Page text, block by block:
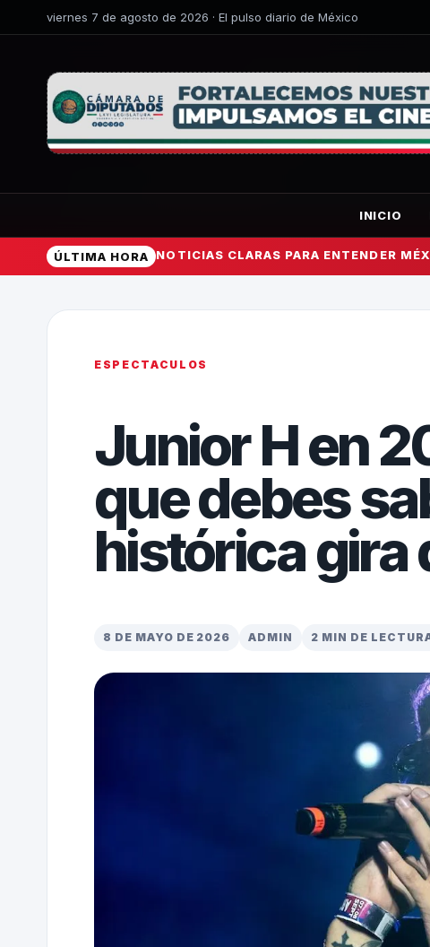
viernes 7 de agosto de 2026 · El pulso diario de México
INICIO
ÚLTIMA HORA NOTICIAS CLARAS PARA ENTENDER
ESPECTACULOS
Junior H en
que debes
histórica gira
8 DE MAYO DE 2026 ADMIN 2 MIN DE